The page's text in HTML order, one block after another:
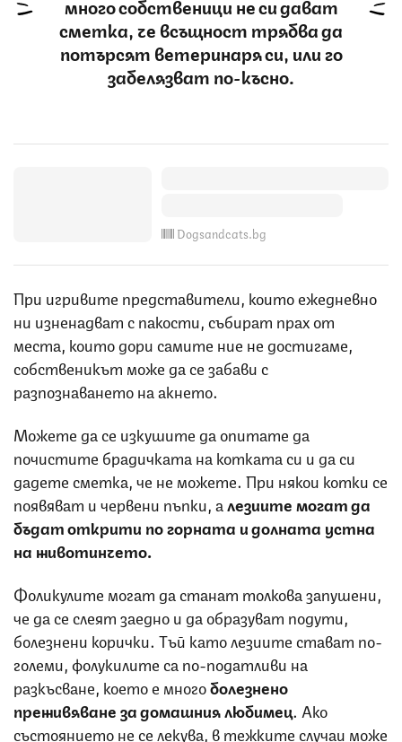
много собственици не си дават
сметка, че всъщност трябва да
потърсят ветеринаря си, или го
забелязват по-късно.
Dogsandcats.bg
При игривите представители, които ежедневно
ни изненадват с пакости, събират прах от
места, които дори самите ние не достигаме,
собственикът може да се забави с
разпознаването на акнето.
Можете да се изкушите да опитате да
почистите брадичката на котката си и да си
дадете сметка, че не можете. При някои котки се
появяват и червени пъпки, а лезиите могат да
бъдат открити по горната и долната устна
на животинчето.
Фоликулите могат да станат толкова запушени,
че да се слеят заедно и да образуват подути,
болезнени корички. Тъй като лезиите стават по-
големи, фолукилите са по-податливи на
разкъсване, което е многоболезнено
преживяване за домашния любимец. Ако
състоянието не се лекува, в тежките случаи може